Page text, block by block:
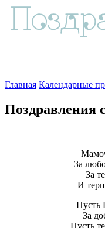
Главная Календарные
Поздравления
За
За
И
Пусть
За